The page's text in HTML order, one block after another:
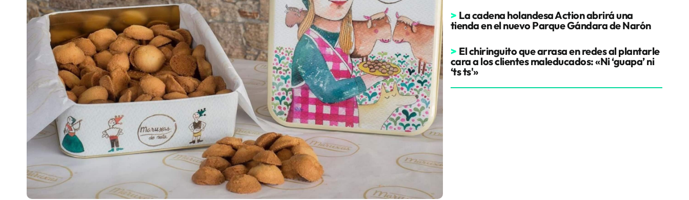
Sostenibilidad
> La cadena holandesa Action abrirá una
tienda en el nuevo Parque Gándara de Narón
> El chiringuito que arrasa en redes al plantarle
cara a los clientes maleducados: «Ni ‘guapa’ ni
‘ts ts'»